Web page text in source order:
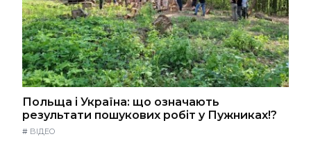
Польща і Україна: що означають
результати пошукових робіт у Пужниках!?
# ВІДЕО